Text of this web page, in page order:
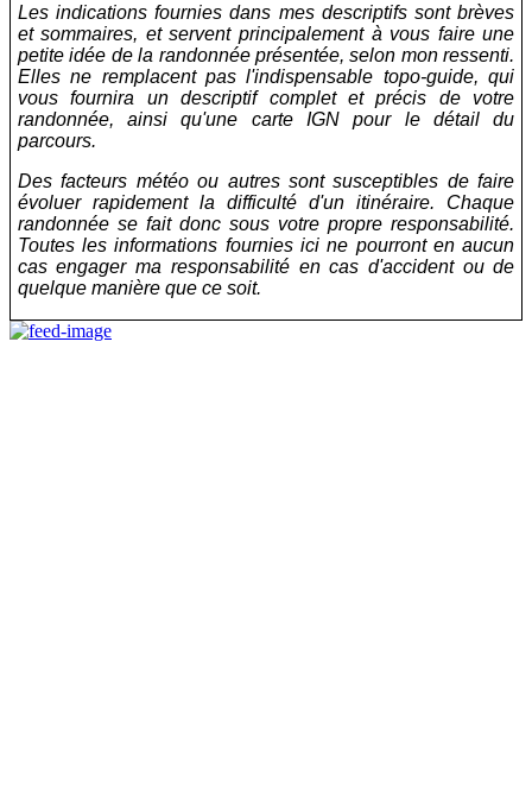
Les indications fournies dans mes descriptifs sont brèves
et sommaires, et servent principalement à vous faire une
petite idée de la randonnée présentée, selon mon ressenti.
Elles ne remplacent pas l'indispensable topo-guide, qui
vous fournira un descriptif complet et précis de votre
randonnée, ainsi qu'une carte IGN pour le détail du
parcours.
Des facteurs météo ou autres sont susceptibles de faire
évoluer rapidement la difficulté d'un itinéraire. Chaque
randonnée se fait donc sous votre propre responsabilité.
Toutes les informations fournies ici ne pourront en aucun
cas engager ma responsabilité en cas d'accident ou de
quelque manière que ce soit.